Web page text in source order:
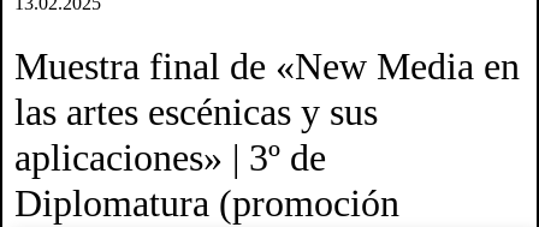
Muestra final de «New Media en
las artes escénicas y sus
aplicaciones» | 3º de
Diplomatura (promoción